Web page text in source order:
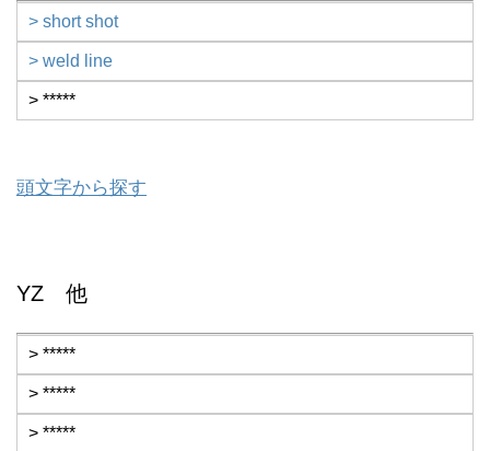
> short shot
> weld line
> *****
頭文字から探す
YZ 他
> *****
> *****
> *****